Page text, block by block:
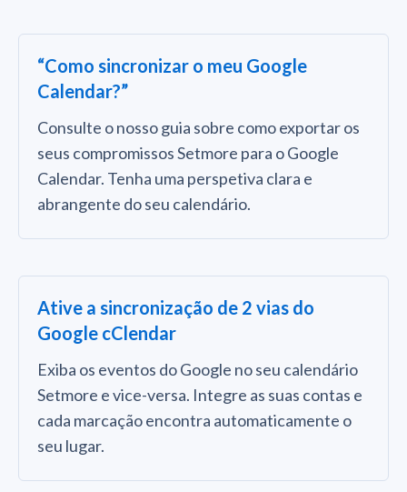
“Como sincronizar o meu Google
Calendar?”
Consulte o nosso guia sobre como exportar os
seus compromissos Setmore para o Google
Calendar. Tenha uma perspetiva clara e
abrangente do seu calendário.
Ative a sincronização de 2 vias do
Google cClendar
Exiba os eventos do Google no seu calendário
Setmore e vice-versa. Integre as suas contas e
cada marcação encontra automaticamente o
seu lugar.